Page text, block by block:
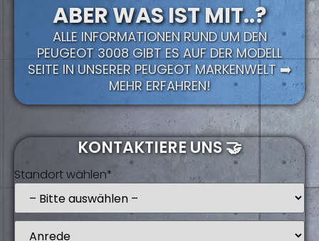
ABER WAS IST MIT..?
ALLE INFORMATIONEN RUND UM DEN
PEUGEOT 3008 GIBT ES AUF DER MODELL
SEITE IN UNSERER PEUGEOT MARKENWELT ➡️
MEHR ERFAHREN!
KONTAKTIERE UNS 🤝
Standort wählen*